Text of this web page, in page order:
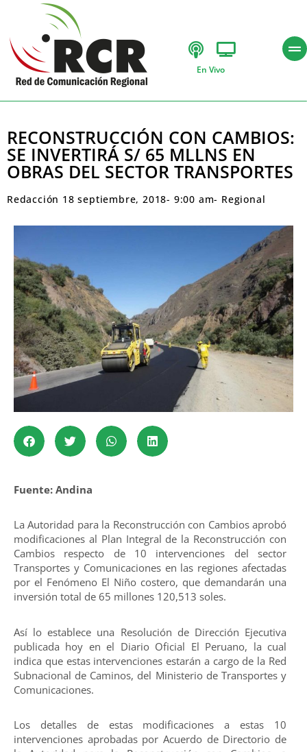
En Vivo
RECONSTRUCCIÓN CON CAMBIOS:
SE INVERTIRÁ S/ 65 MLLNS EN
OBRAS DEL SECTOR TRANSPORTES
Redacción 18 septiembre, 2018- 9:00 am- Regional
Fuente: Andina
La Autoridad para la Reconstrucción con Cambios aprobó
modificaciones al Plan Integral de la Reconstrucción con
Cambios respecto de 10 intervenciones del sector
Transportes y Comunicaciones en las regiones afectadas
por el Fenómeno El Niño costero, que demandarán una
inversión total de 65 millones 120,513 soles.
Así lo establece una Resolución de Dirección Ejecutiva
publicada hoy en el Diario Oficial El Peruano, la cual
indica que estas intervenciones estarán a cargo de la Red
Subnacional de Caminos, del Ministerio de Transportes y
Comunicaciones.
Los detalles de estas modificaciones a estas 10
intervenciones aprobadas por Acuerdo de Directorio de